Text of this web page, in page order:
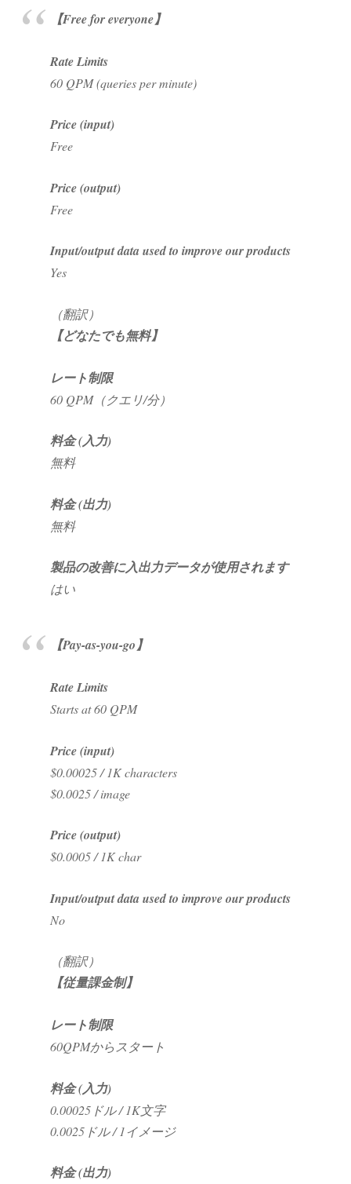
【Free for everyone】
Rate Limits
60 QPM (queries per minute)
Price (input)
Free
Price (output)
Free
Input/output data used to improve our products
Yes
（翻訳）
【どなたでも無料】
レート制限
60 QPM（クエリ/分）
料金 (入力)
無料
料金 (出力)
無料
製品の改善に入出力データが使用されます
はい
【Pay-as-you-go】
Rate Limits
Starts at 60 QPM
Price (input)
$0.00025 / 1K characters
$0.0025 / image
Price (output)
$0.0005 / 1K char
Input/output data used to improve our products
No
（翻訳）
【従量課金制】
レート制限
60QPMからスタート
料金 (入力)
0.00025ドル / 1K文字
0.0025ドル / 1イメージ
料金 (出力)